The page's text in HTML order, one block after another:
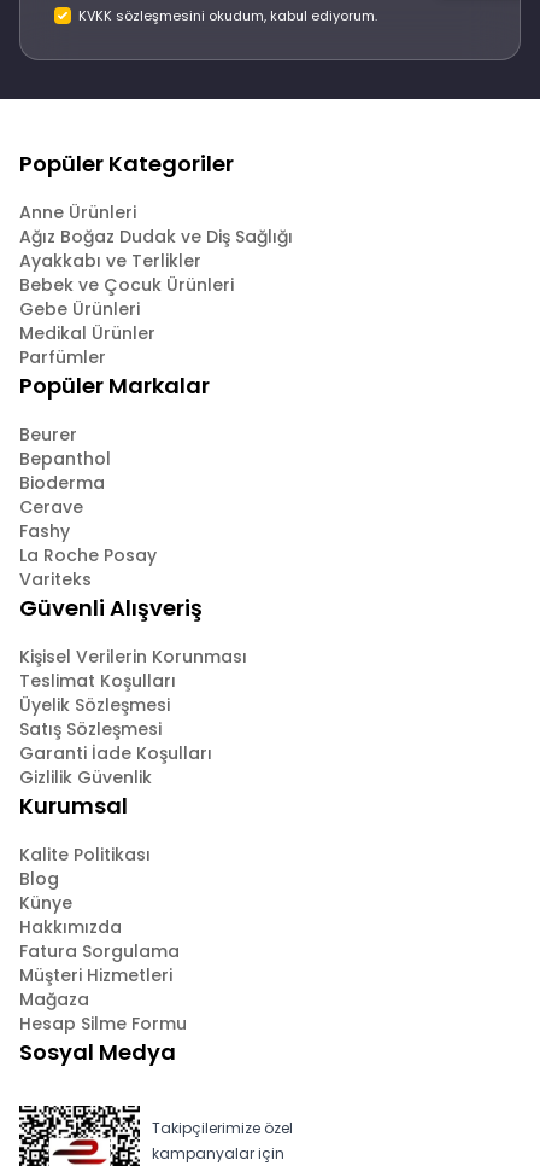
KVKK sözleşmesini okudum, kabul ediyorum.
Popüler Kategoriler
Anne Ürünleri
Ağız Boğaz Dudak ve Diş Sağlığı
Ayakkabı ve Terlikler
Bebek ve Çocuk Ürünleri
Gebe Ürünleri
Medikal Ürünler
Parfümler
Popüler Markalar
Beurer
Bepanthol
Bioderma
Cerave
Fashy
La Roche Posay
Variteks
Güvenli Alışveriş
Kişisel Verilerin Korunması
Teslimat Koşulları
Üyelik Sözleşmesi
Satış Sözleşmesi
Garanti İade Koşulları
Gizlilik Güvenlik
Kurumsal
Kalite Politikası
Blog
Künye
Hakkımızda
Fatura Sorgulama
Müşteri Hizmetleri
Mağaza
Hesap Silme Formu
Sosyal Medya
Takipçilerimize özel
kampanyalar için